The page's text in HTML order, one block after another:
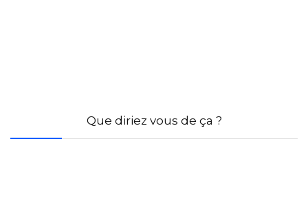
Que diriez vous de ça ?